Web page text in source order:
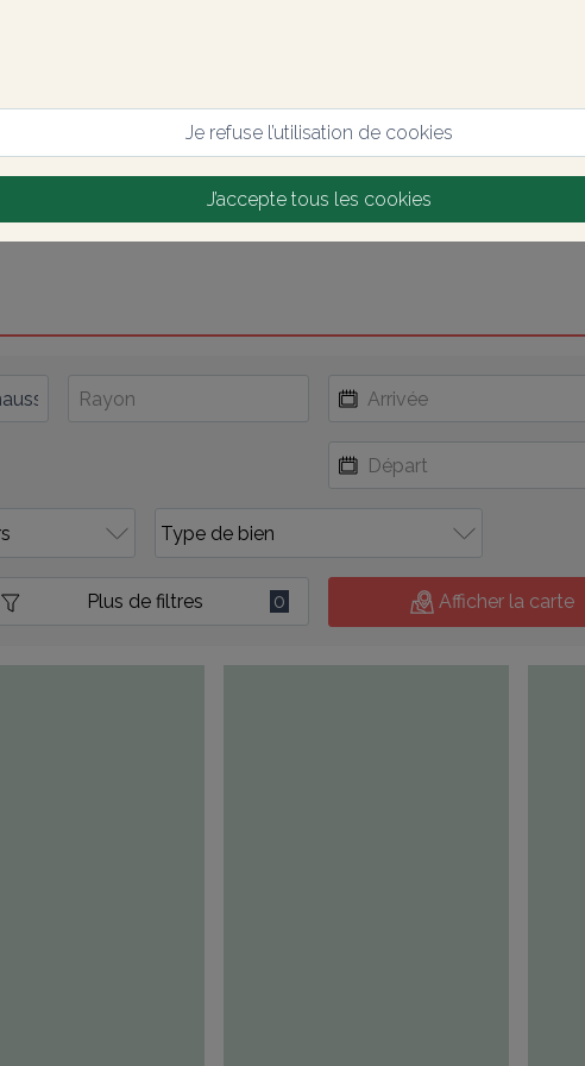
Je refuse l’utilisation de cookies
J’accepte tous les cookies
Plus de filtres 0 Afficher la carte